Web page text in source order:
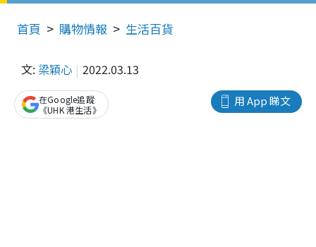
首頁 購物情報 生活百貨
文: 梁穎心 2022.03.13
用 App 睇文
在Google追蹤
《UHK 港生活》